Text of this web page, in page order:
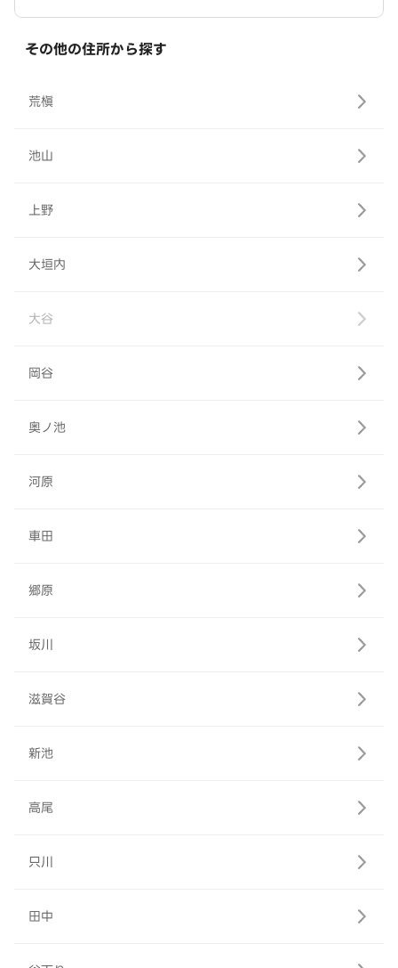
その他の住所から探す
荒槇
池山
上野
大垣内
大谷
岡谷
奥ノ池
河原
車田
郷原
坂川
滋賀谷
新池
高尾
只川
田中